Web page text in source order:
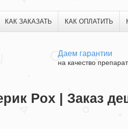
КАК ЗАКАЗАТЬ КАК ОПЛАТИТЬ
Даем гарантии
на качество
Pox | Заказ